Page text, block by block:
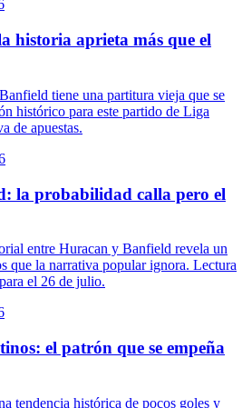
historia aprieta más que el
tiene una partitura vieja que se
histórico para este partido de Liga
de apuestas.
la probabilidad calla pero el
entre Huracan y Banfield revela un
que la narrativa popular ignora. Lectura
el 26 de julio.
el patrón que se empeña
tendencia histórica de pocos goles y